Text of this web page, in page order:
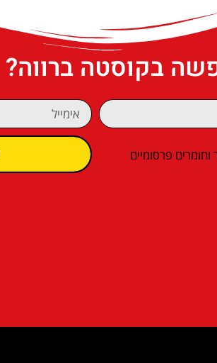
בקוסטה ברווה?
פרסומיים